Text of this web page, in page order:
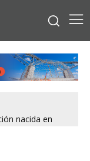
nacida en